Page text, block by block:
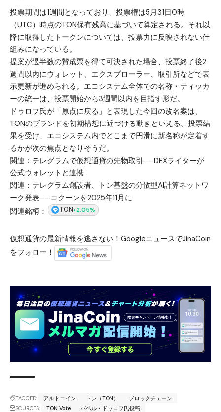
投票期間は1週間となっており、投票権は5月31日0時
（UTC）時点のTON保有残高に基づいて算定される。それ以
降に取得したトークンについては、投票力に反映されない仕
組みになっている。
提案が過半数の賛成票を得て可決された場合、投票終了後2
週間以内にウォレット、エクスプローラー、取引所などで表
示更新が進められる。エコシステム全体での名称・ティッカ
ーの統一は、投票開始から3週間以内を目指す形だ。
ドゥロフ氏が「原点に戻る」と表現した今回の改名案は、
TONのブランドを初期構想に近づける動きといえる。投票結
果を受け、エコシステム内でどこまで円滑に新名称が定着す
るかが次の焦点となりそうだ。
関連： テレグラムで仮想通貨の先物取引──DEXライターが
公式ウォレットと連携
関連： テレグラム創設者、トン基盤の分散型AI計算ネットワ
ーク発表──コクーンを2025年11月に
関連銘柄：
TON+2.05%
仮想通貨の最新情報を逃さない！GoogleニュースでJinaCoin
をフォロー！
TAGGED: アルトコイン トン（TON）
ブロックチェーン
SOURCES:
TON Vote パベル・ドゥロフ氏投稿